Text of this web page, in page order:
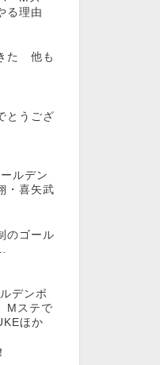
る理由
た 他も
とうござ
ルデン
・喜矢武
のゴール
デンボ
Mステで
ほか